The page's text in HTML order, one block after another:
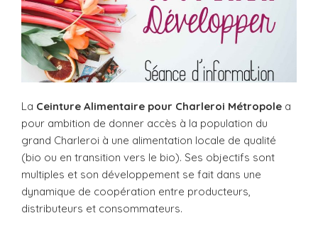
La Ceinture Alimentaire pour Charleroi Métropole a
pour ambition de donner accès à la population du
grand Charleroi à une alimentation locale de qualité
(bio ou en transition vers le bio). Ses objectifs sont
multiples et son développement se fait dans une
dynamique de coopération entre producteurs,
distributeurs et consommateurs.